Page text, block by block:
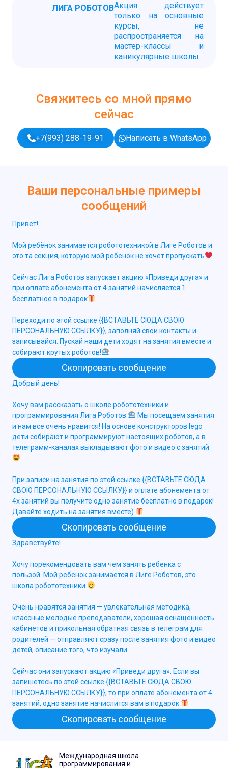
Акция действует
только на основные
курсы, не
распространяется на
мастер-классы и
каникулярные школы
ЛИГА РОБОТОВ
Свяжитесь со мной прямо
сейчас
+7(993) 288-19-91 Написать в WhatsApp
Ваши персональные примеры
сообщений
Привет!
Мой ребёнок занимается робототехникой в Лиге Роботов и
это та секция, которую мой ребенок не хочет пропускать
Сейчас Лига Роботов запускает акцию «Приведи друга» и
при оплате абонемента от 4 занятий начисляется 1
бесплатное в подарок
Переходи по этой ссылке {{ВСТАВЬТЕ СЮДА СВОЮ
ПЕРСОНАЛЬНУЮ ССЫЛКУ}}, заполняй свои контакты и
записывайся. Пускай наши дети ходят на занятия вместе и
собирают крутых роботов!
Скопировать сообщение
Добрый день!
Хочу вам рассказать о школе робототехники и
программирования Лига Роботов.
Мы посещаем занятия
и нам все очень нравится! На основе конструкторов lego
дети собирают и программируют настоящих роботов, а в
телеграмм-каналах выкладывают фото и видео с занятий
При записи на занятия по этой ссылке {{ВСТАВЬТЕ СЮДА
СВОЮ ПЕРСОНАЛЬНУЮ ССЫЛКУ}} и оплате абонемента от
4х занятий вы получите одно занятие бесплатно в подарок!
Давайте ходить на занятия вместе)
Скопировать сообщение
Здравствуйте!
Хочу порекомендовать вам чем занять ребенка с
пользой. Мой ребенок занимается в Лиге Роботов, это
школа робототехники
Очень нравятся занятия — увлекательная методика,
классные молодые преподаватели, хорошая оснащенность
кабинетов и прикольная обратная связь в телеграм для
родителей — отправляют сразу после занятия фото и видео
детей, описание того, что изучали.
Сейчас они запускают акцию «Приведи друга». Если вы
запишетесь по этой ссылке {{ВСТАВЬТЕ СЮДА СВОЮ
ПЕРСОНАЛЬНУЮ ССЫЛКУ}}, то при оплате абонемента от 4
занятий, одно занятие начислится вам в подарок
Скопировать сообщение
Международная школа
программирования и